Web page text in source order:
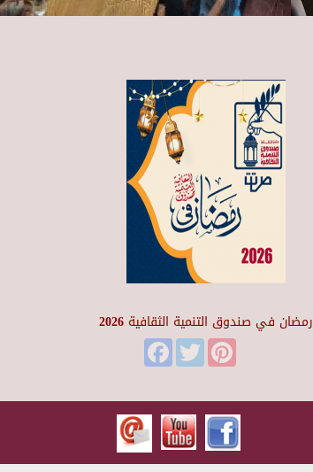
رمضان في صندوق التنمية الثقافية 2026
FacebookTwitter